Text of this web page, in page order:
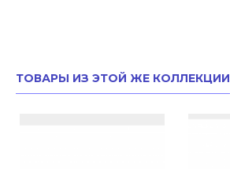
ТОВАРЫ ИЗ ЭТОЙ ЖЕ КОЛЛЕКЦИИ